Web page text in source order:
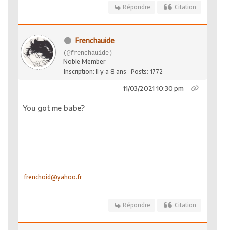
Répondre Citation
Frenchauide
(@frenchauide)
Noble Member
Inscription: Il y a 8 ans
Posts: 1772
11/03/2021 10:30 pm
You got me babe?
frenchoid@yahoo.fr
Répondre Citation